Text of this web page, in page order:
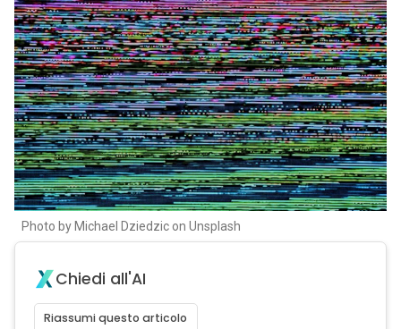
Photo by Michael Dziedzic on Unsplash
Chiedi all'AI
Riassumi questo articolo